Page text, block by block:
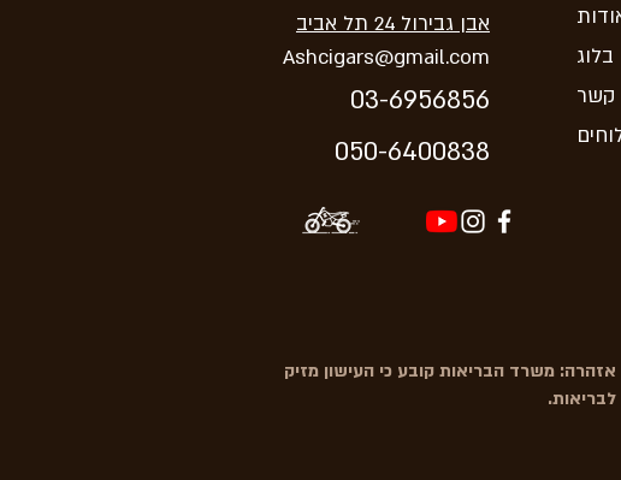
אבן גבירול 24 תל אביב
Ashcigars@gmail.com
03-6956856
050-6400838
בלוג
קשר
אזהרה: משרד הבריאות קובע כי העישון מזיק
לבריאות.